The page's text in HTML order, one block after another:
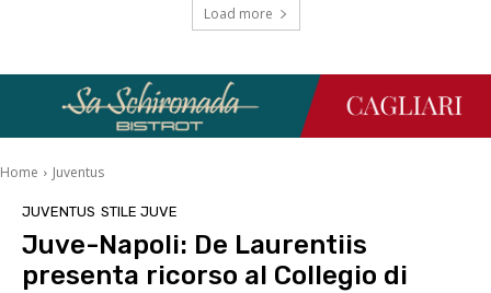
Load more